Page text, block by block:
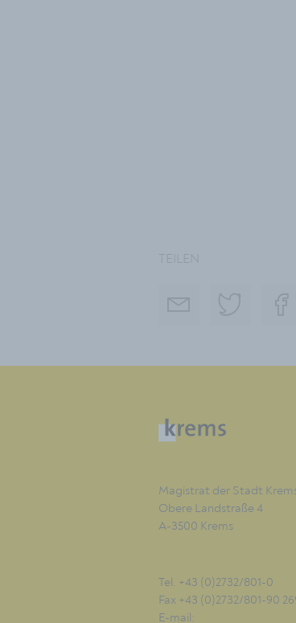
Magistrat der Stadt
Obere Landstraße 4
A-3500 Krems
Tel. +43 (0)2732/801-0
Fax +43 (0)2732/801-90
E-mail: